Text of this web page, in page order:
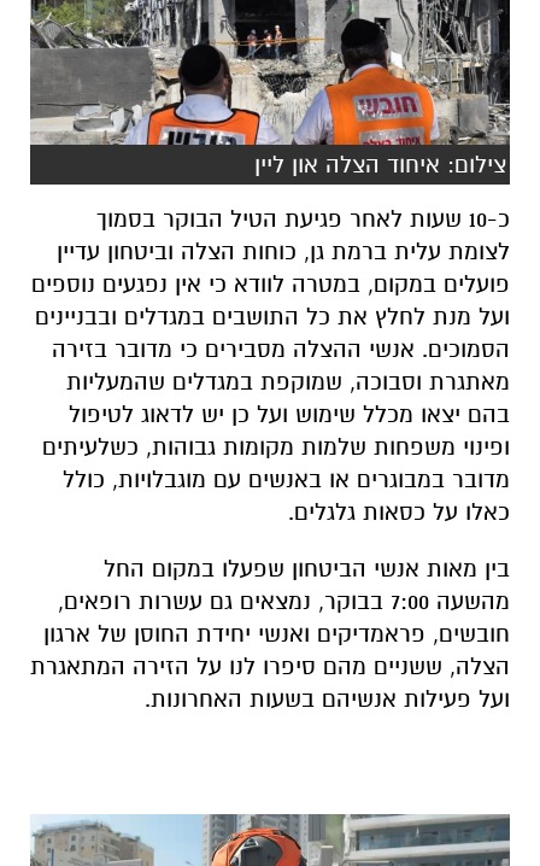
צילום: איחוד הצלה און ליין
כ-10 שעות לאחר פגיעת הטיל הבוקר בסמוך
לצומת עלית ברמת גן, כוחות הצלה וביטחון עדיין
פועלים במקום, במטרה לוודא כי אין נפגעים נוספים
ועל מנת לחלץ את כל התושבים במגדלים ובבניינים
הסמוכים. אנשי ההצלה מסבירים כי מדובר בזירה
מאתגרת וסבוכה, שמוקפת במגדלים שהמעליות
בהם יצאו מכלל שימוש ועל כן יש לדאוג לטיפול
ופינוי משפחות שלמות מקומות גבוהות, כשלעיתים
מדובר במבוגרים או באנשים עם מוגבלויות, כולל
כאלו על כסאות גלגלים.
בין מאות אנשי הביטחון שפעלו במקום החל
מהשעה 7:00 בבוקר, נמצאים גם עשרות רופאים,
חובשים, פראמדיקים ואנשי יחידת החוסן של ארגון
הצלה, ששניים מהם סיפרו לנו על הזירה המתאגרת
ועל פעילות אנשיהם בשעות האחרונות.